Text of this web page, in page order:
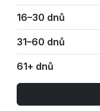
16–30 dnů
31–60 dnů
61+ dnů